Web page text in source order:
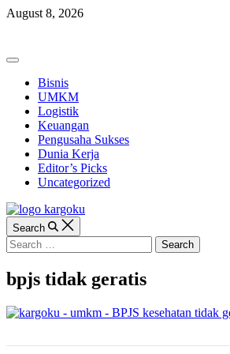
Skip
August 8, 2026
Off
CanvasBisnis
UMKM
Logistik
Keuangan
Pengusaha Sukses
Dunia Kerja
Editor’s Picks
Uncategorized
Search
Search
for:
bpjs tidak geratis